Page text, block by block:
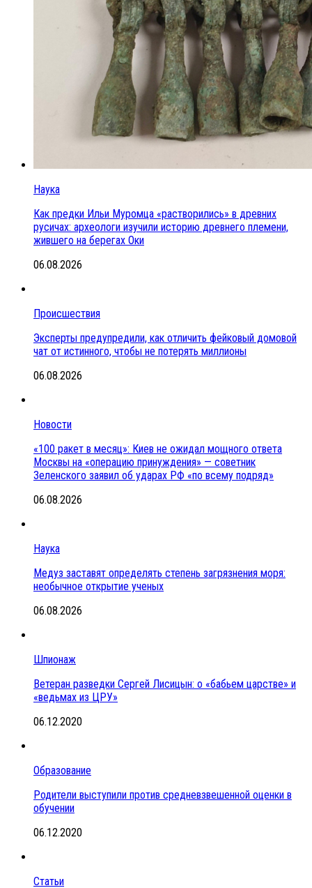
Наука
Как предки Ильи Муромца «растворились» в древних
русичах: археологи изучили историю древнего племени,
жившего на берегах Оки
06.08.2026
Происшествия
Эксперты предупредили, как отличить фейковый домовой
чат от истинного, чтобы не потерять миллионы
06.08.2026
Новости
«100 ракет в месяц»: Киев не ожидал мощного ответа
Москвы на «операцию принуждения» — советник
Зеленского заявил об ударах РФ «по всему подряд»
06.08.2026
Наука
Медуз заставят определять степень загрязнения моря:
необычное открытие ученых
06.08.2026
Шпионаж
Ветеран разведки Сергей Лисицын: о «бабьем царстве» и
«ведьмах из ЦРУ»
06.12.2020
Образование
Родители выступили против средневзвешенной оценки в
обучении
06.12.2020
Статьи